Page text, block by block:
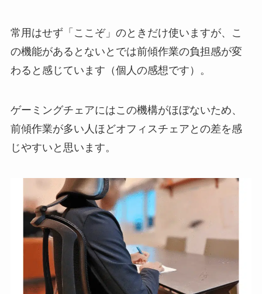
常用はせず「ここぞ」のときだけ使いますが、こ
の機能があるとないとでは前傾作業の負担感が変
わると感じています（個人の感想です）。
ゲーミングチェアにはこの機構がほぼないため、
前傾作業が多い人ほどオフィスチェアとの差を感
じやすいと思います。